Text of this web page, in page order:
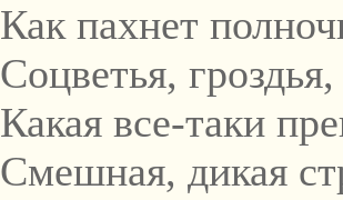
Как пахнет
Соцветья,
Какая все-таки
Смешная, дикая